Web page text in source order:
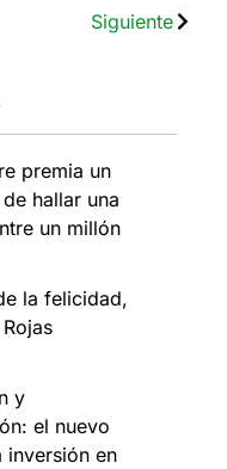
Siguiente
premia un
hallar una
un millón
la felicidad,
y
el nuevo
inversión en